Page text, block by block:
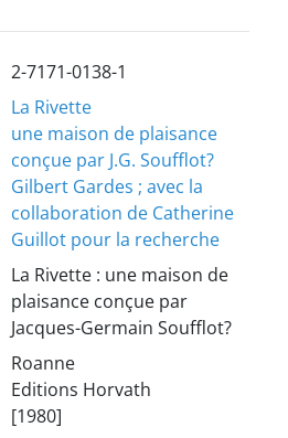
2-7171-0138-1
La Rivette
une maison de plaisance
conçue par J.G. Soufflot?
Gilbert Gardes ; avec la
collaboration de Catherine
Guillot pour la recherche
La Rivette : une maison de
plaisance conçue par
Jacques-Germain Soufflot?
Roanne
Editions Horvath
[1980]